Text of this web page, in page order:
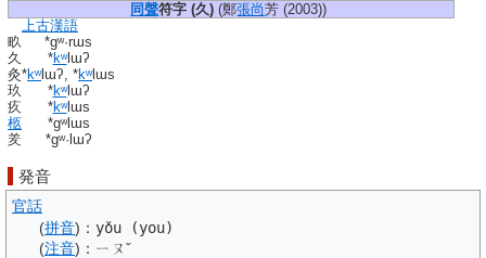
同聲符字 (久)(鄭張尚芳 (2003))
上古漢語
畂
*ɡʷ·rɯs
久
*kʷlɯʔ
灸*kʷlɯʔ, *kʷlɯs
玖
*kʷlɯʔ
疚
*kʷlɯs
柩
*ɡʷlɯs
羑
*ɡʷ·lɯʔ
発音
官話
(拼音) ： yǒu (you)
(注音) ： ㄧㄡˇ